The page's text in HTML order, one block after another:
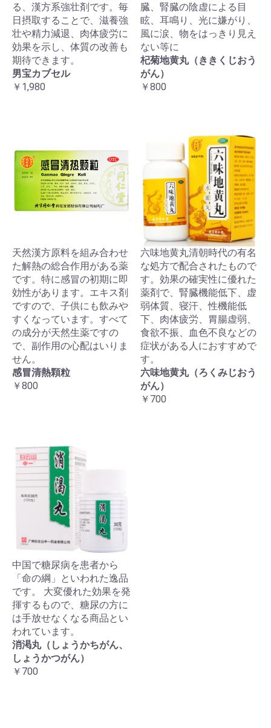
る、漢方系強壮剤です。毎
日摂取することで、滋養強
壮や精力減退、肉体疲労に
効果を示し、体質の改善も
期待できます。
男宝カブセル
￥1,980
臓、腎臓の陰虚による目
眩、耳鳴り、光に嫌がり、
風に涙、物をはっきり見え
ない等に
杞菊地黄丸（ききくじおう
がん）
￥800
天然漢方原料を組み合わせ
た解熱の総合作用がある薬
です。特に感冒の初期に即
効性があります。エキス剤
ですので、子供にも飲みや
すくなっています。すべて
の成分が天然生薬ですの
で、副作用の心配はいりま
せん。
感冒清熱顆粒
￥800
六味地黄丸清朝時代の有名
な処方で配合されたもので
す。効果の確実性に優れた
薬剤で、腎臓機能低下、虚
弱体質、寝汗、性機能低
下、肉体疲労、胃腸虚弱、
食欲不振、血色不良などの
症状がある人におすすめで
す。
六味地黄丸（ろくみじおう
がん）
￥700
中国で糖尿病を患者から
「命の綱」といわれた逸品
です。 大変優れた効果を発
揮するもので、糖尿の方に
は手放せなくなる商品とい
われています。
消渇丸（しょうかちがん、
しょうかつがん）
￥700